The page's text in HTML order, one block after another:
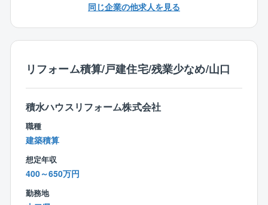
注資料の作成など
受注元は国土交通省や農林水産省、自治体等の官公庁
国四国支店の管轄は中国5県+四国4県になります。ま
た、基本的には発注者の事業所での就業となります
等も考慮し、無理な出張は基本発生しません。
■働き方について：
官公庁からの依頼がメインの為、土日祝はお休み、平
均残業時間も16.3時間と無理なく働けます。その他住
宅手当や家族手当等、福利厚生が充実しており、長く
働ける環境を整えています。
同じ企業の他求人を見る
リフォーム積算/戸建住宅/残業少なめ/山口
積水ハウスリフォーム株式会社
職種
建築積算
想定年収
400～650万円
勤務地